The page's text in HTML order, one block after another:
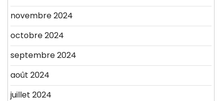
novembre 2024
octobre 2024
septembre 2024
août 2024
juillet 2024